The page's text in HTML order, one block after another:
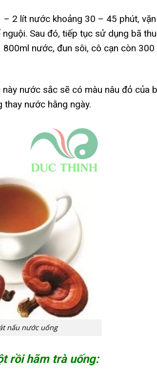
2 lít nước khoảng 30 – 45 phút, vặn
Sau đó, tiếp tục sử dụng bã
nước, đun sôi, cô cạn còn 300
nước sắc sẽ có màu nâu đỏ của
nước hằng ngày.
nấu nước uống
rồi hãm trà uống: